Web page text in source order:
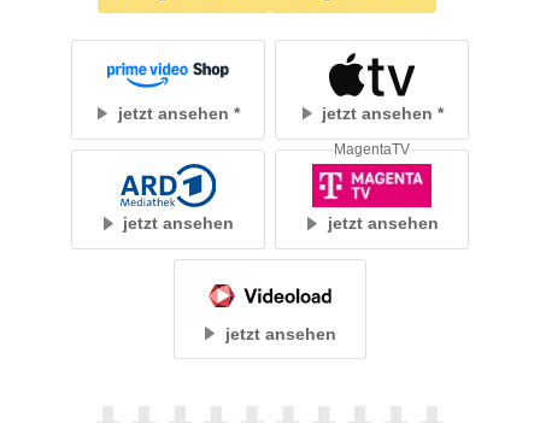
jetzt ansehen jetzt ansehen
jetzt ansehen jetzt ansehen
MagentaTV
jetzt ansehen